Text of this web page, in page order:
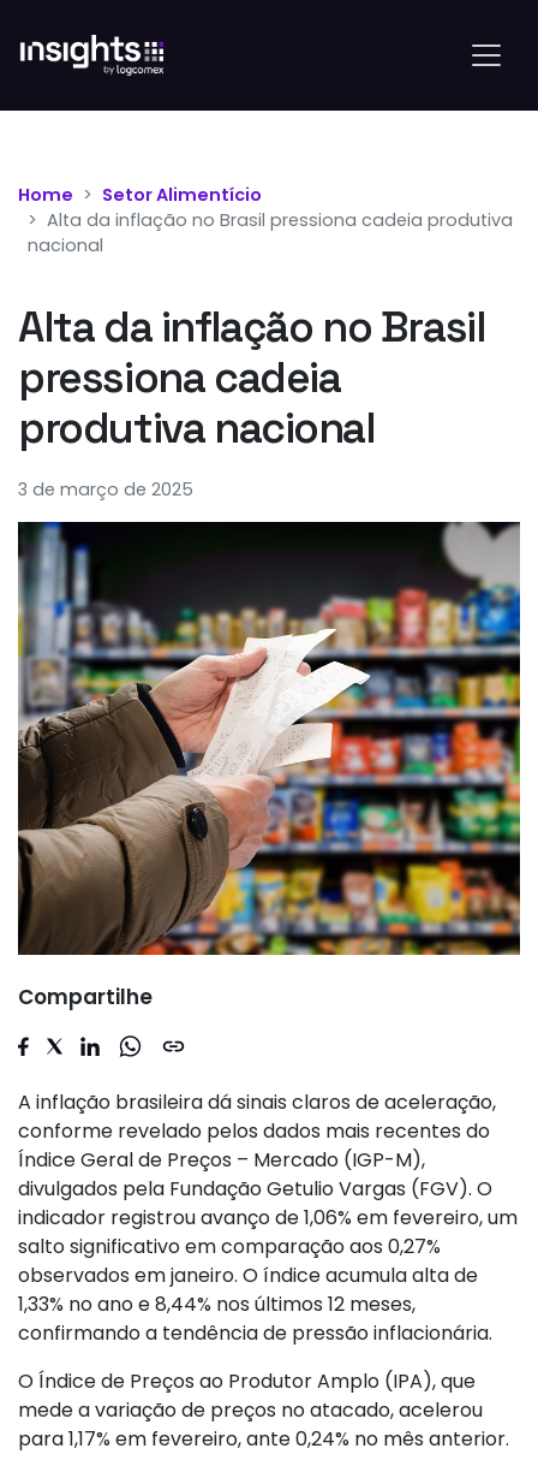
Home
Setor Alimentício
Alta da inflação no Brasil pressiona cadeia produtiva
nacional
Alta da inflação no Brasil
pressiona cadeia
produtiva nacional
3 de março de 2025
Compartilhe
A inflação brasileira dá sinais claros de aceleração,
conforme revelado pelos dados mais recentes do
Índice Geral de Preços – Mercado (IGP-M),
divulgados pela Fundação Getulio Vargas (FGV). O
indicador registrou avanço de 1,06% em fevereiro, um
salto significativo em comparação aos 0,27%
observados em janeiro. O índice acumula alta de
1,33% no ano e 8,44% nos últimos 12 meses,
confirmando a tendência de pressão inflacionária.
O Índice de Preços ao Produtor Amplo (IPA), que
mede a variação de preços no atacado, acelerou
para 1,17% em fevereiro, ante 0,24% no mês anterior.